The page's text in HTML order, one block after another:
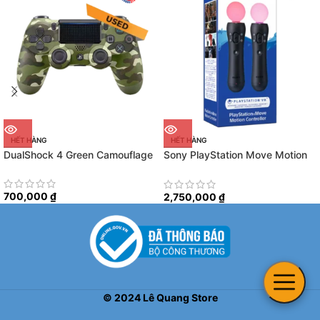
HẾT HÀNG
DualShock 4 Green Camouflage
700,000 ₫
HẾT HÀNG
Sony PlayStation Move Motion
2,750,000 ₫
© 2024Lê Quang Store